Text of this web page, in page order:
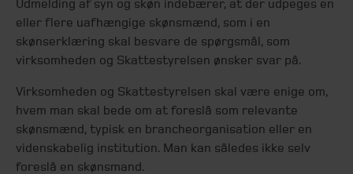
Udmelding af syn og skøn indebærer, at der udpeges en
eller flere uafhængige skønsmænd, som i en
skønserklæring skal besvare de spørgsmål, som
virksomheden og Skattestyrelsen ønsker svar på.
Virksomheden og Skattestyrelsen skal være enige om,
hvem man skal bede om at foreslå som relevante
skønsmænd, typisk en brancheorganisation eller en
videnskabelig institution. Man kan således ikke selv
foreslå en skønsmand.